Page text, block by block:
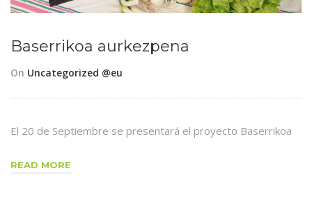
Baserrikoa aurkezpena
On Uncategorized @eu
El 20 de Septiembre se presentará el proyecto Baserrikoa
READ MORE